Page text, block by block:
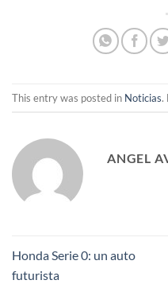
This entry was posted in Noticias.
ANGEL
Honda Serie 0: un auto
futurista